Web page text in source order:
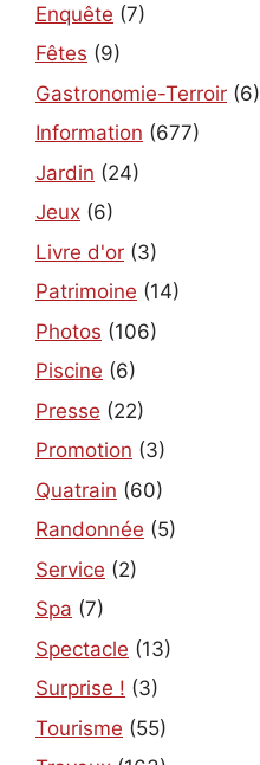
Enquête (7)
Fêtes (9)
Gastronomie-Terroir (6)
Information (677)
Jardin (24)
Jeux (6)
Livre d'or (3)
Patrimoine (14)
Photos (106)
Piscine (6)
Presse (22)
Promotion (3)
Quatrain (60)
Randonnée (5)
Service (2)
Spa (7)
Spectacle (13)
Surprise ! (3)
Tourisme (55)